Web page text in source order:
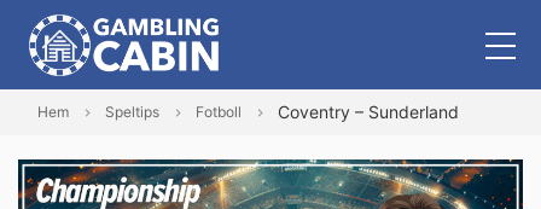
Hem Speltips Fotboll Coventry – Sunderland